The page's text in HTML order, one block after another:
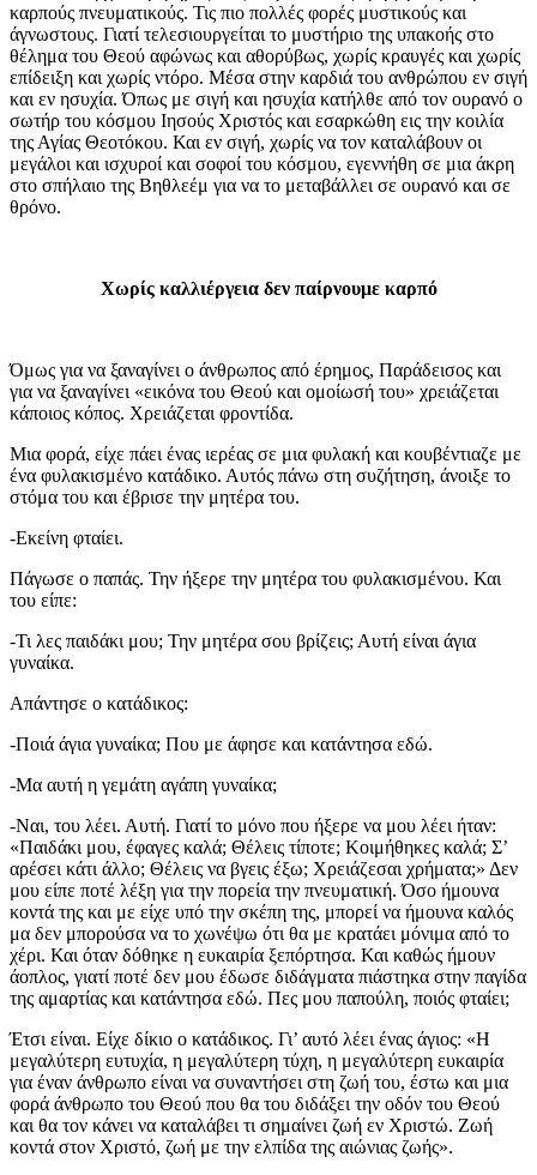
καρπούς πνευματικούς. Τις πιο πολλές φορές μυστικούς και
άγνωστους. Γιατί τελεσιουργείται το μυστήριο της υπακοής στο
θέλημα του Θεού αφώνως και αθορύβως, χωρίς κραυγές και χωρίς
επίδειξη και χωρίς ντόρο. Μέσα στην καρδιά του ανθρώπου εν σιγή
και εν ησυχία. Όπως με σιγή και ησυχία κατήλθε από τον ουρανό ο
σωτήρ του κόσμου Ιησούς Χριστός και εσαρκώθη εις την κοιλία
της Αγίας Θεοτόκου. Και εν σιγή, χωρίς να τον καταλάβουν οι
μεγάλοι και ισχυροί και σοφοί του κόσμου, εγεννήθη σε μια άκρη
στο σπήλαιο της Βηθλεέμ για να το μεταβάλλει σε ουρανό και σε
θρόνο.
Χωρίς καλλιέργεια δεν παίρνουμε καρπό
Όμως για να ξαναγίνει ο άνθρωπος από έρημος, Παράδεισος και
για να ξαναγίνει «εικόνα του Θεού και ομοίωσή του» χρειάζεται
κάποιος κόπος. Χρειάζεται φροντίδα.
Μια φορά, είχε πάει ένας ιερέας σε μια φυλακή και κουβέντιαζε με
ένα φυλακισμένο κατάδικο. Αυτός πάνω στη συζήτηση, άνοιξε το
στόμα του και έβρισε την μητέρα του.
-Εκείνη φταίει.
Πάγωσε ο παπάς. Την ήξερε την μητέρα του φυλακισμένου. Και
του είπε:
-Τι λες παιδάκι μου; Την μητέρα σου βρίζεις; Αυτή είναι άγια
γυναίκα.
Απάντησε ο κατάδικος:
-Ποιά άγια γυναίκα; Που με άφησε και κατάντησα εδώ.
-Μα αυτή η γεμάτη αγάπη γυναίκα;
-Ναι, του λέει. Αυτή. Γιατί το μόνο που ήξερε να μου λέει ήταν:
«Παιδάκι μου, έφαγες καλά; Θέλεις τίποτε; Κοιμήθηκες καλά; Σ’
αρέσει κάτι άλλο; Θέλεις να βγεις έξω; Χρειάζεσαι χρήματα;» Δεν
μου είπε ποτέ λέξη για την πορεία την πνευματική. Όσο ήμουνα
κοντά της και με είχε υπό την σκέπη της, μπορεί να ήμουνα καλός
μα δεν μπορούσα να το χωνέψω ότι θα με κρατάει μόνιμα από το
χέρι. Και όταν δόθηκε η ευκαιρία ξεπόρτησα. Και καθώς ήμουν
άοπλος, γιατί ποτέ δεν μου έδωσε διδάγματα πιάστηκα στην παγίδα
της αμαρτίας και κατάντησα εδώ. Πες μου παπούλη, ποιός φταίει;
Έτσι είναι. Είχε δίκιο ο κατάδικος. Γι’ αυτό λέει ένας άγιος: «Η
μεγαλύτερη ευτυχία, η μεγαλύτερη τύχη, η μεγαλύτερη ευκαιρία
για έναν άνθρωπο είναι να συναντήσει στη ζωή του, έστω και μια
φορά άνθρωπο του Θεού που θα του διδάξει την οδόν του Θεού
και θα τον κάνει να καταλάβει τι σημαίνει ζωή εν Χριστώ. Ζωή
κοντά στον Χριστό, ζωή με την ελπίδα της αιώνιας ζωής».